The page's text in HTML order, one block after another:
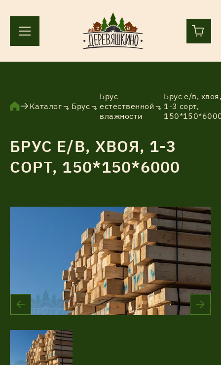
Ленинградская область, Всеволожский р-н, пос.
ПН-ПТ 9:00 – 17:00
О компании
Контакты
Каталог Брус
Брус
естественной
влажности
Брус е/в,
1-3 сорт,
БРУС Е/В, ХВОЯ, 1-3
СОРТ, 150*150*6000
Соглашение об обработке
персональных данных
Соглашение об обработке
персональных данных